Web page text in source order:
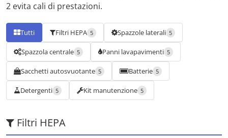
2 evita cali di prestazioni.
Tutti Filtri HEPA 5 Spazzole laterali 5
Spazzola centrale 5 Panni lavapavimenti 5
Sacchetti autosvuotante 5 Batterie 5
Detergenti 5 Kit manutenzione 5
Filtri HEPA